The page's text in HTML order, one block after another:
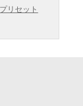
リセット